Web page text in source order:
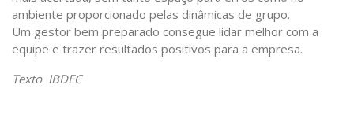
ambiente proporcionado pelas dinâmicas de grupo.
Um gestor bem preparado consegue lidar melhor com a
equipe e trazer resultados positivos para a empresa.
Texto IBDEC